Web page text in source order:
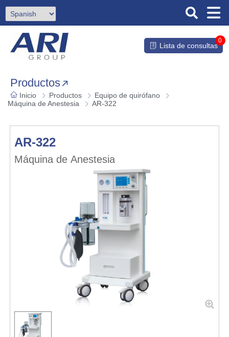
Lista de consultas
0
Productos
Inicio Productos
Equipo de quirófano
Máquina de Anestesia
AR-322
AR-322
Máquina de Anestesia